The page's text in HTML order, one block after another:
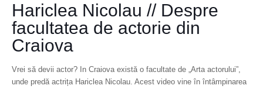
Hariclea Nicolau // Despre
facultatea de actorie din
Craiova
Vrei să devii actor? In Craiova există o facultate de „Arta actorului”,
unde predă actrița Hariclea Nicolau. Acest video vine în întâmpinarea